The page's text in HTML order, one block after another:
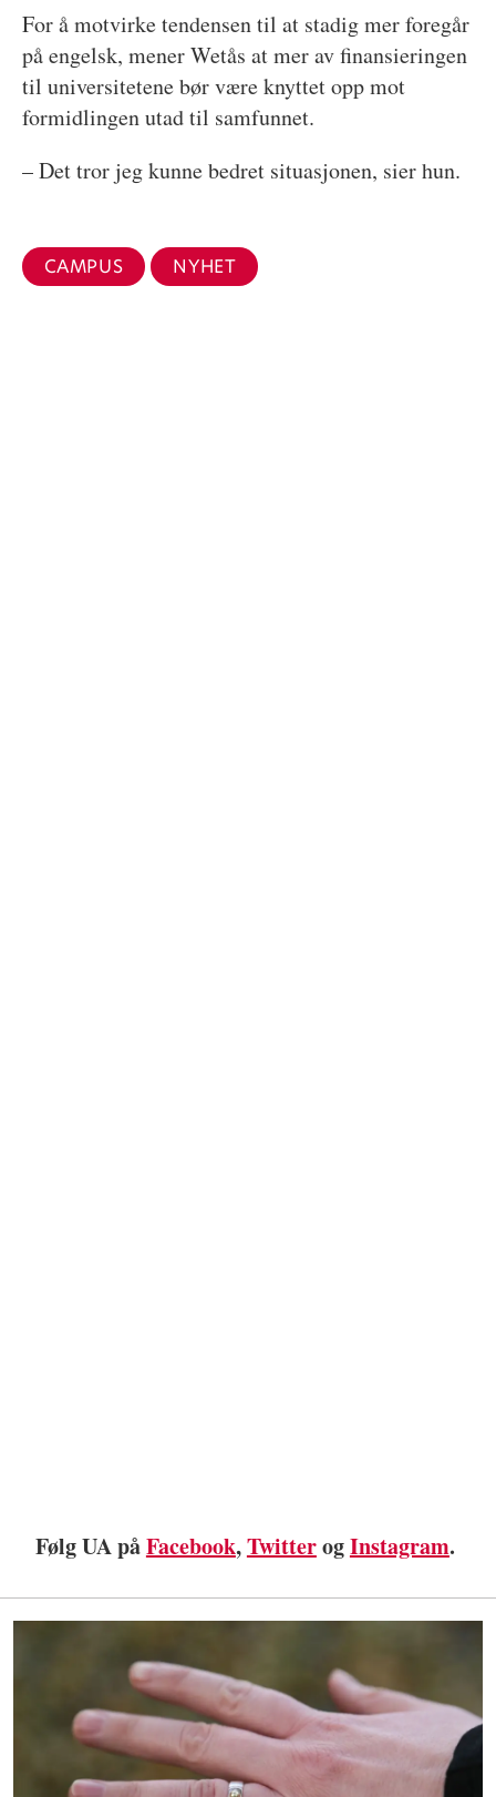
For å motvirke tendensen til at stadig mer foregår
på engelsk, mener Wetås at mer av finansieringen
til universitetene bør være knyttet opp mot
formidlingen utad til samfunnet.
– Det tror jeg kunne bedret situasjonen, sier hun.
CAMPUS NYHET
Følg UA påFacebook,TwitterogInstagram.